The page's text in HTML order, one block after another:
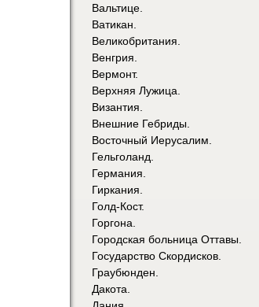
Вальтице.
Ватикан.
Великобритания.
Венгрия.
Вермонт.
Верхняя Лужица.
Византия.
Внешние Гебриды.
Восточный Иерусалим.
Гельголанд.
Германия.
Гиркания.
Голд-Кост.
Горгона.
Городская больница Оттавы.
Государство Скордисков.
Граубюнден.
Дакота.